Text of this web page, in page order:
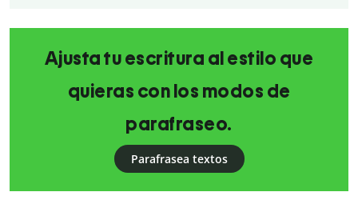
Ajusta tu escritura al estilo que
quieras con los modos de
parafraseo.
Parafrasea textos